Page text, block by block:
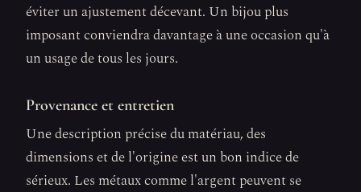
éviter un ajustement décevant. Un bijou plus
imposant conviendra davantage à une occasion qu'à
un usage de tous les jours.
Provenance et entretien
Une description précise du matériau, des
dimensions et de l'origine est un bon indice de
sérieux. Les métaux comme l'argent peuvent se